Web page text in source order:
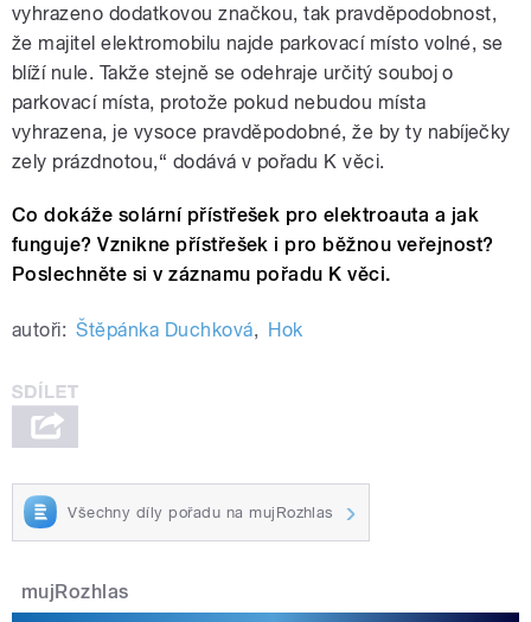
vyhrazeno dodatkovou značkou, tak pravděpodobnost,
že majitel elektromobilu najde parkovací místo volné, se
blíží nule. Takže stejně se odehraje určitý souboj o
parkovací místa, protože pokud nebudou místa
vyhrazena, je vysoce pravděpodobné, že by ty nabíječky
zely prázdnotou,“ dodává v pořadu K věci.
Co dokáže solární přístřešek pro elektroauta a jak
funguje? Vznikne přístřešek i pro běžnou veřejnost?
Poslechněte si v záznamu pořadu K věci.
autoři: Štěpánka Duchková, Hok
Všechny díly pořadu na mujRozhlas
mujRozhlas